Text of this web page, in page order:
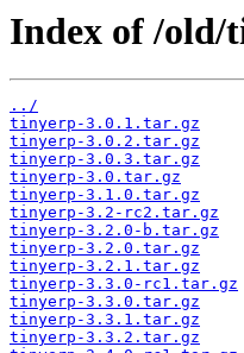
Index of /old/
../
tinyerp-3.0.1.tar.gz
tinyerp-3.0.2.tar.gz
tinyerp-3.0.3.tar.gz
tinyerp-3.0.tar.gz
tinyerp-3.1.0.tar.gz
tinyerp-3.2-rc2.tar.gz
tinyerp-3.2.0-b.tar.gz
tinyerp-3.2.0.tar.gz
tinyerp-3.2.1.tar.gz
tinyerp-3.3.0-rc1.tar.gz
tinyerp-3.3.0.tar.gz
tinyerp-3.3.1.tar.gz
tinyerp-3.3.2.tar.gz